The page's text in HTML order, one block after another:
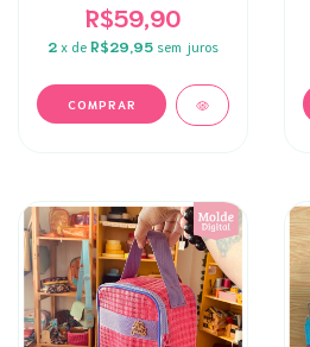
R$59,90
2 x de R$29,95 sem juros